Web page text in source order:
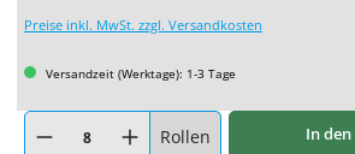
Preise inkl. MwSt. zzgl. Versandkosten
Versandzeit (Werktage): 1-3 Tage
Produkt Anzahl: Gib den gewünschten Wert ein
Rollen In